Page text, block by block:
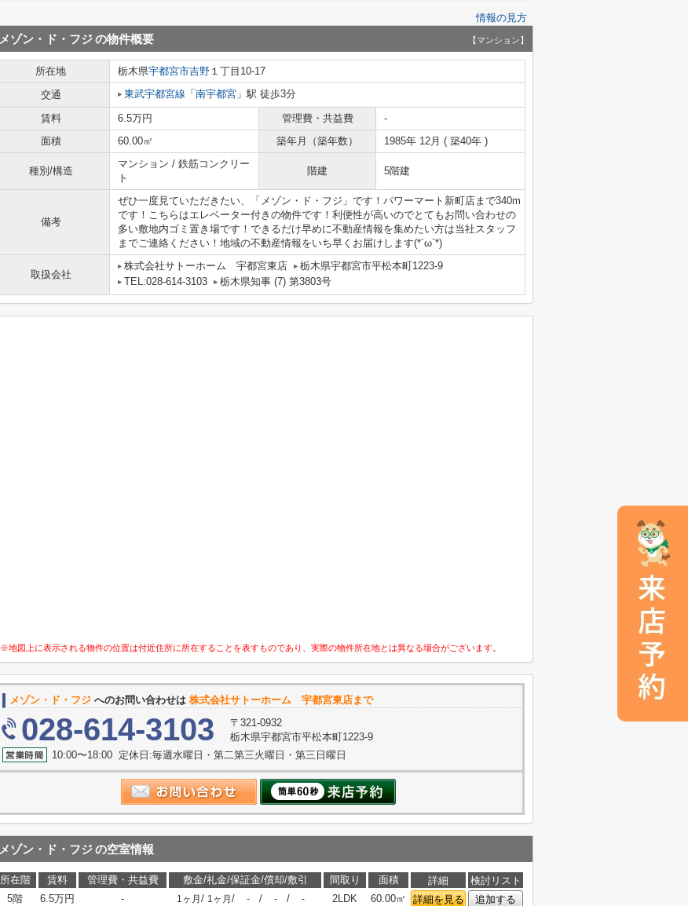
情報の見方
メゾン・ド・フジの物件概要 【マンション】
所在地 栃木県宇都宮市吉野 １丁目10-17
交通
東武宇都宮線 「 南宇都宮 」駅 徒歩3分
賃料 6.5万円 管理費・共益費
-
面積
60.00㎡ 築年月（築年数） 1985年 12月 ( 築40年 )
種別/構造
マンション / 鉄筋コンクリー
ト
階建 5階建
備考
ぜひ一度見ていただきたい、「メゾン・ド・フジ」です！パワーマート新町店まで340m
です！こちらはエレベーター付きの物件です！利便性が高いのでとてもお問い合わせの
多い敷地内ゴミ置き場です！できるだけ早めに不動産情報を集めたい方は当社スタッフ
までご連絡ください！地域の不動産情報をいち早くお届けします(*´ω`*)
取扱会社
株式会社サトーホーム 宇都宮東店
栃木県宇都宮市平松本町1223-9
TEL:028-614-3103
栃木県知事 (7) 第3803号
※地図上に表示される物件の位置は付近住所に所在することを表すものであり、実際の物件所在地とは異なる場合がございます。
メゾン・ド・フジ へのお問い合わせは 株式会社サトーホーム 宇都宮東店まで
028-614-3103
〒321-0932
栃木県宇都宮市平松本町1223-9
10:00〜18:00 定休日:毎週水曜日・第二第三火曜日・第三日曜日
メゾン・ド・フジの空室情報
所在階 賃料 管理費・共益費 敷金/礼金/保証金/償却/敷引 間取り 面積 詳細
検討リスト
5階
6.5万円 - 1ヶ月 / 1ヶ月 / - / - / - 2LDK 60.00㎡ 詳細を見る 追加する